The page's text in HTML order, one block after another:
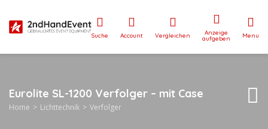
Suche Account Vergleichen Anzeige
aufgeben Menu
Eurolite SL-1200 Verfolger – mit Case
Home Lichttechnik Verfolger